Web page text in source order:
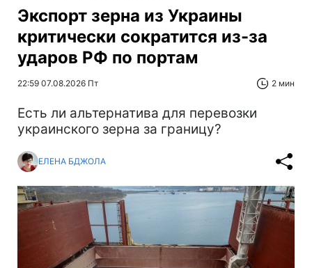
Экспорт зерна из Украины
критически сократится из-за
ударов РФ по портам
22:59 07.08.2026 Пт 2 мин
Есть ли альтернатива для перевозки
украинского зерна за границу?
ЕЛЕНА БДЖОЛА